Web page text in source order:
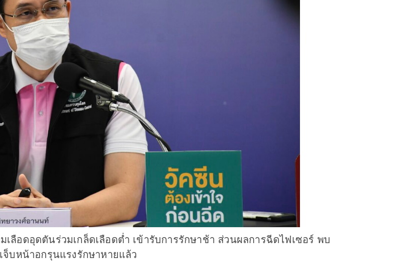
ลือดอุดตันร่วมเกล็ดเลือดต่ำ เข้ารับการรักษาช้า ส่วนผลการฉีดไฟเซอร์ พบ
จ็บหน้าอกรุนแรงรักษาหายแล้ว